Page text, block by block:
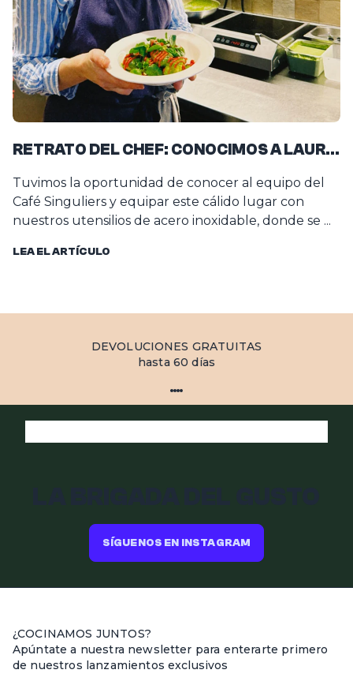
RETRATO DEL CHEF: CONOCIMOS A LAURE
Tuvimos la oportunidad de conocer al equipo del
Café Singuliers y equipar este cálido lugar con
nuestros utensilios de acero inoxidable, donde se ...
LEA EL ARTÍCULO
DEVOLUCIONES GRATUITAS
hasta 60 días
SÍGUENOS EN INSTAGRAM
¿COCINAMOS JUNTOS?
Apúntate a nuestra newsletter para enterarte primero
de nuestros lanzamientos exclusivos